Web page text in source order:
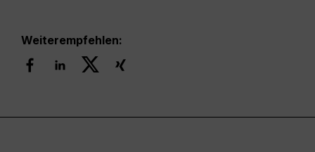
Weiterempfehlen: